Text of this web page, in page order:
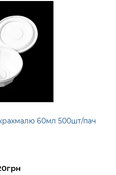
60мл 500шт/пач